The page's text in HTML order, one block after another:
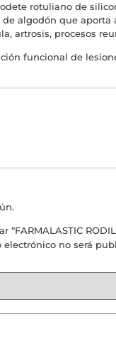
rotuliano de
algodón que
artrosis, procesos
funcional de
“FARMALASTIC
electrónico no será